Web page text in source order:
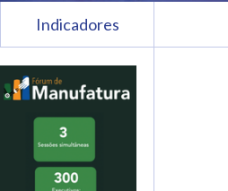
Indicadores